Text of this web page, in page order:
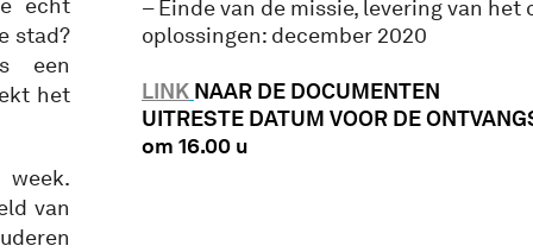
echt
stad?
een
het
van
– Einde van de missie, levering van
oplossingen: december 2020
LINK NAAR DE DOCUMENTEN
UITRESTE DATUM VOOR DE
om 16.00 u